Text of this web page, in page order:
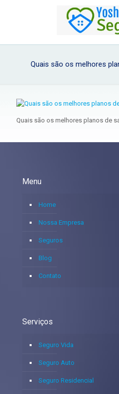
Quais são os melhores
Quais são os melhores planos de
Menu
Home
Nossa Empresa
Seguros
Blog
Contato
Serviços
Seguro Vida
Seguro Auto
Seguro Residencial